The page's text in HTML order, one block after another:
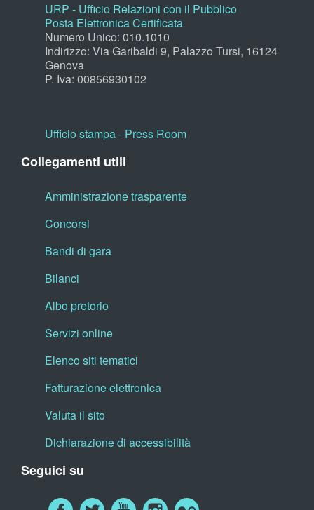
URP - Ufficio Relazioni con il Pubblico
Posta Elettronica Certificata
Numero Unico: 010.1010
Indirizzo: Via Garibaldi 9, Palazzo Tursi, 16124
Genova
P. Iva: 00856930102
Ufficio stampa - Press Room
Collegamenti utili
Amministrazione trasparente
Concorsi
Bandi di gara
Bilanci
Albo pretorio
Servizi online
Elenco siti tematici
Fatturazione elettronica
Valuta il sito
Dichiarazione di accessibilità
Seguici su